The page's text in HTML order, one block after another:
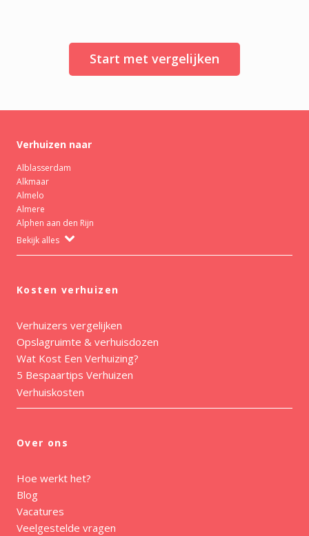
Start met vergelijken
Verhuizen naar
Alblasserdam
Alkmaar
Almelo
Almere
Alphen aan den Rijn
Bekijk alles
Kosten verhuizen
Verhuizers vergelijken
Opslagruimte & verhuisdozen
Wat Kost Een Verhuizing?
5 Bespaartips Verhuizen
Verhuiskosten
Over ons
Hoe werkt het?
Blog
Vacatures
Veelgestelde vragen